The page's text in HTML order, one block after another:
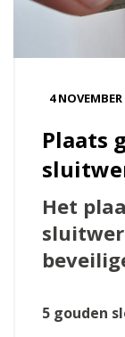
4
Plaats
Het
5 gouden